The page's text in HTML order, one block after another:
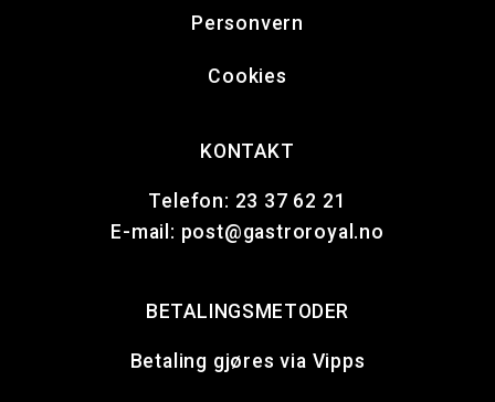
Personvern
Cookies
KONTAKT
Telefon: 23 37 62 21
E-mail: post@gastroroyal.no
BETALINGSMETODER
Betaling gjøres via Vipps